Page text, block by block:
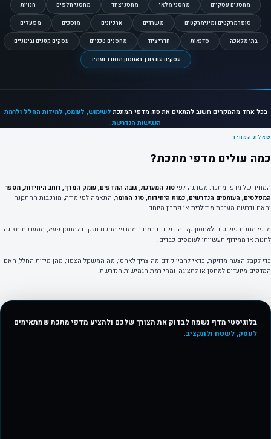
מחסנים עסקיים מחסני מלאי מחסני ציוד מחסני חלפים חנויות
סופרמרקטים ומינימרקטים משרדים ארכיונים מוסכים מפעלים
בתי מלאכה סדנאות חדרי ציוד מחסנים טכניים עסקים קטנים ובינוניים
עסקים עם צורך באחסון מסודר ועמיד
בכל אחד מהמקרים חשוב להתאים את סוג מדפי המתכת לשימוש, לעומס, למידות החלל ולרמת
הנגישות הנדרשת.
שאלת המחיר
כמה עולים מדפי מתכת?
המחיר של מדפי מתכת משתנה לפי סוג המערכת, גובה המדפים, עומק המדף, רוחב היחידות, מספר
המפלסים, העומסים הנדרשים, כמות היחידות, סוג החומר, התאמה לפי מידה, מורכבות ההתקנה
והאם נדרשת מערכת מודולרית או פתרון מיוחד.
מדפי מתכת פשוטים לאחסון קל יהיו שונים במחיר ממדפי מתכת חזקים למחסן פעיל, ממערכת תצוגה
לחנות או ממידוף תעשייתי לעומסים כבדים.
כדי לקבל הצעה מדויקת, כדאי להבין קודם מה צריך לאחסן, מה המשקל הצפוי, מהן מידות החלל, האם
המדפים מיועדים למחסן או לתצוגה, ומהי רמת הגמישות הנדרשת.
בלוגיסטי מדף נשמח לבדוק את הצורך שלכם ולהציע מדפי מתכת שמתאימים
לעסק, לשטח ולתקציב.